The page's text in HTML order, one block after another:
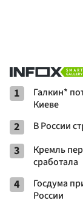
1
Галкин*
Киеве
2 В России
3
Кремль
сработала
4
Госдума
России